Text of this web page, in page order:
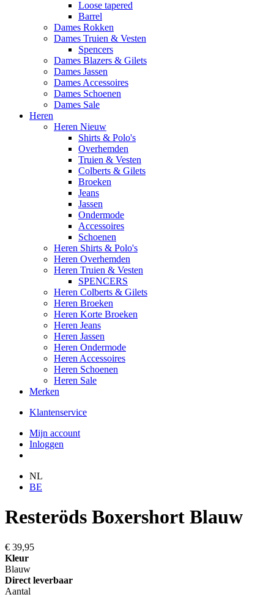
Loose tapered
Barrel
Dames Rokken
Dames Truien & Vesten
Spencers
Dames Blazers & Gilets
Dames Jassen
Dames Accessoires
Dames Schoenen
Dames Sale
Heren
Heren Nieuw
Shirts & Polo's
Overhemden
Truien & Vesten
Colberts & Gilets
Broeken
Jeans
Jassen
Ondermode
Accessoires
Schoenen
Heren Shirts & Polo's
Heren Overhemden
Heren Truien & Vesten
SPENCERS
Heren Colberts & Gilets
Heren Broeken
Heren Korte Broeken
Heren Jeans
Heren Jassen
Heren Ondermode
Heren Accessoires
Heren Schoenen
Heren Sale
Merken
Klantenservice
Mijn account
Inloggen
NL
BE
Resteröds Boxershort Blauw
€ 39,95
Kleur
Blauw
Direct leverbaar
Aantal